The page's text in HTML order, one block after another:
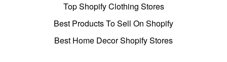
Top Shopify Clothing Stores
Best Products To Sell On Shopify
Best Home Decor Shopify Stores